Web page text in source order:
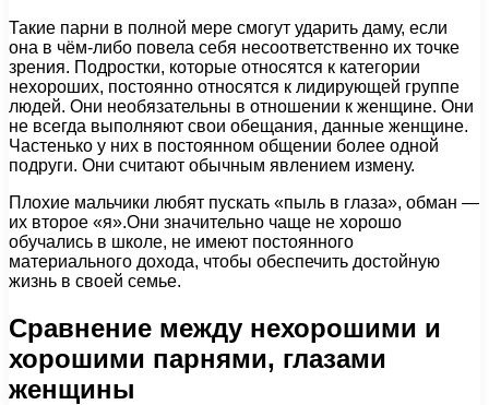
Такие парни в полной мере смогут ударить даму, если
она в чём-либо повела себя несоответственно их точке
зрения. Подростки, которые относятся к категории
нехороших, постоянно относятся к лидирующей группе
людей. Они необязательны в отношении к женщине. Они
не всегда выполняют свои обещания, данные женщине.
Частенько у них в постоянном общении более одной
подруги. Они считают обычным явлением измену.
Плохие мальчики любят пускать «пыль в глаза», обман —
их второе «я».Они значительно чаще не хорошо
обучались в школе, не имеют постоянного
материального дохода, чтобы обеспечить достойную
жизнь в своей семье.
Сравнение между нехорошими и
хорошими парнями, глазами
женщины